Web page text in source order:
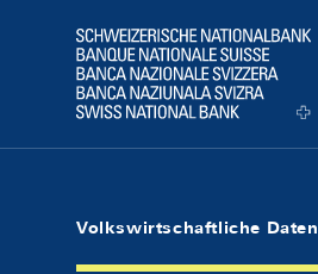
Logo
Volkswirtschaftliche Daten